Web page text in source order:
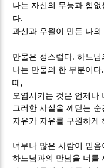
나는 자신의 무능과 힘
다.
과신과 우월이 만든 나
만물은 성스럽다.하느님
나는 만물의 한 부분이다.
때 ,
오염시키는 것은 언제나
그러한 사실을 깨닫는
자유가 자유를 구원하게
너무나 많은 사람이 믿
하느님과의 만남을 너를